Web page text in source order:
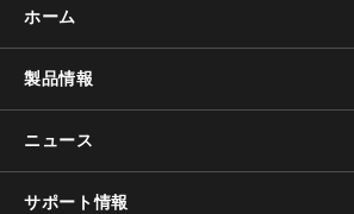
ホーム
製品情報
ニュース
サポート情報